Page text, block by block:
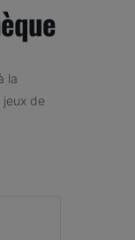
la
de